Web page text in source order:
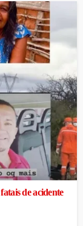
de acidente